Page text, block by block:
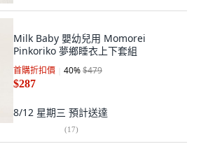
Milk Baby 嬰幼兒用 Momorei
Pinkoriko 夢鄉睡衣上下套組
首購折扣價 40%$479
$287
8/12 星期三 預計送達
(17)